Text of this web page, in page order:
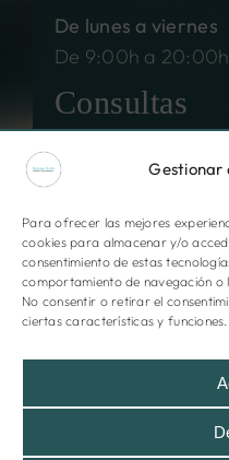
Gestionar
Para ofrecer las mejores
cookies para almacenar y/o
consentimiento de estas
comportamiento de navegación o
No consentir o retirar el
ciertas características y funciones.
De lunes a viernes
De 9:00h a 20:00h
Consultas
De 15:00h a
Legal
Aviso legal
Política de
Cookies